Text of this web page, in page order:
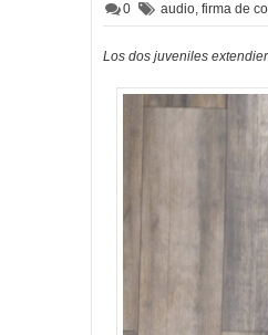
0 audio, firma de
Los dos juveniles